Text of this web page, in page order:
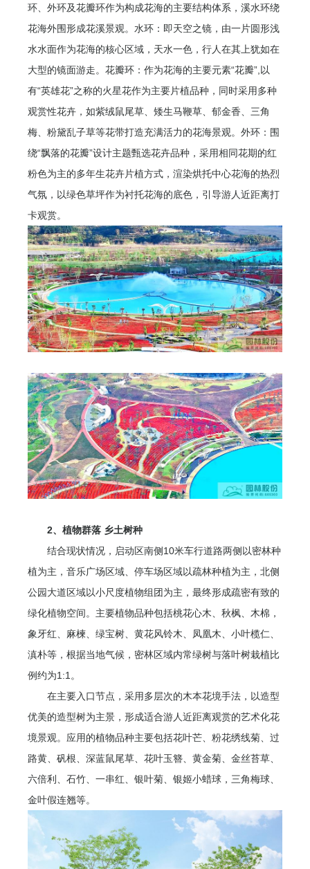
环、外环及花瓣环作为构成花海的主要结构体系，溪水环绕
花海外围形成花溪景观。水环：即天空之镜，由一片圆形浅
水水面作为花海的核心区域，天水一色，行人在其上犹如在
大型的镜面游走。花瓣环：作为花海的主要元素“花瓣”,以
有“英雄花”之称的火星花作为主要片植品种，同时采用多种
观赏性花卉，如紫绒鼠尾草、矮生马鞭草、郁金香、三角
梅、粉黛乱子草等花带打造充满活力的花海景观。外环：围
绕“飘落的花瓣”设计主题甄选花卉品种，采用相同花期的红
粉色为主的多年生花卉片植方式，渲染烘托中心花海的热烈
气氛，以绿色草坪作为衬托花海的底色，引导游人近距离打
卡观赏。
2、植物群落 乡土树种
结合现状情况，启动区南侧10米车行道路两侧以密林种
植为主，音乐广场区域、停车场区域以疏林种植为主，北侧
公园大道区域以小尺度植物组团为主，最终形成疏密有致的
绿化植物空间。主要植物品种包括桃花心木、秋枫、木棉，
象牙红、麻楝、绿宝树、黄花风铃木、凤凰木、小叶榄仁、
滇朴等，根据当地气候，密林区域内常绿树与落叶树栽植比
例约为1:1。
在主要入口节点，采用多层次的木本花境手法，以造型
优美的造型树为主景，形成适合游人近距离观赏的艺术化花
境景观。应用的植物品种主要包括花叶芒、粉花绣线菊、过
路黄、矾根、深蓝鼠尾草、花叶玉簪、黄金菊、金丝苔草、
六倍利、石竹、一串红、银叶菊、银姬小蜡球，三角梅球、
金叶假连翘等。